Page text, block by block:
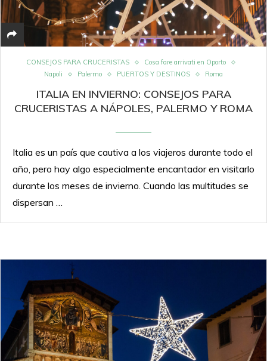
CONSEJOS PARA CRUCERISTAS
Cosa fare arrivati en Oporto
Napoli
Palermo PUERTOS Y DESTINOS Roma
ITALIA EN INVIERNO: CONSEJOS PARA
CRUCERISTAS A NÁPOLES, PALERMO Y ROMA
Italia es un país que cautiva a los viajeros durante todo el
año, pero hay algo especialmente encantador en visitarlo
durante los meses de invierno. Cuando las multitudes se
dispersan …